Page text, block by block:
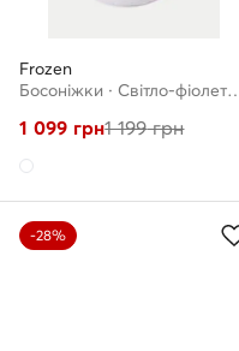
Frozen
Босоніжки ·
1 099 грн1 199грн
-28%